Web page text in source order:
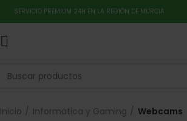
SERVICIO PREMIUM 24H EN LA REGIÓN DE MURCIA
Inicio Informática y Gaming Webcams